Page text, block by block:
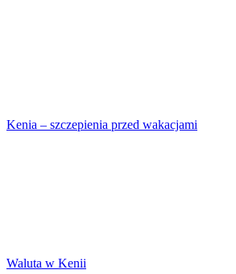
Kenia – szczepienia przed wakacjami
Waluta w Kenii